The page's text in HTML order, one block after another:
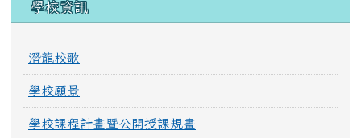
學校資訊
潛龍校歌
學校願景
學校課程計畫暨公開授課規畫